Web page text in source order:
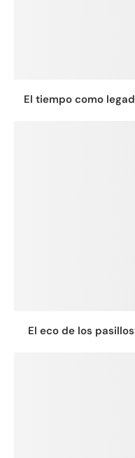
El tiempo como
El eco de los